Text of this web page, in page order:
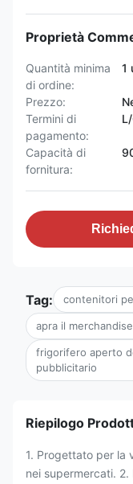
Proprietà
Quantità minima
di ordine:
1
Prezzo:
Termini di
pagamento:
Capacità di
fornitura:
Tag: contenitori
apra il
frigorifero aperto
pubblicitario
Riepilogo
1. Progettato per la
nei supermercati.